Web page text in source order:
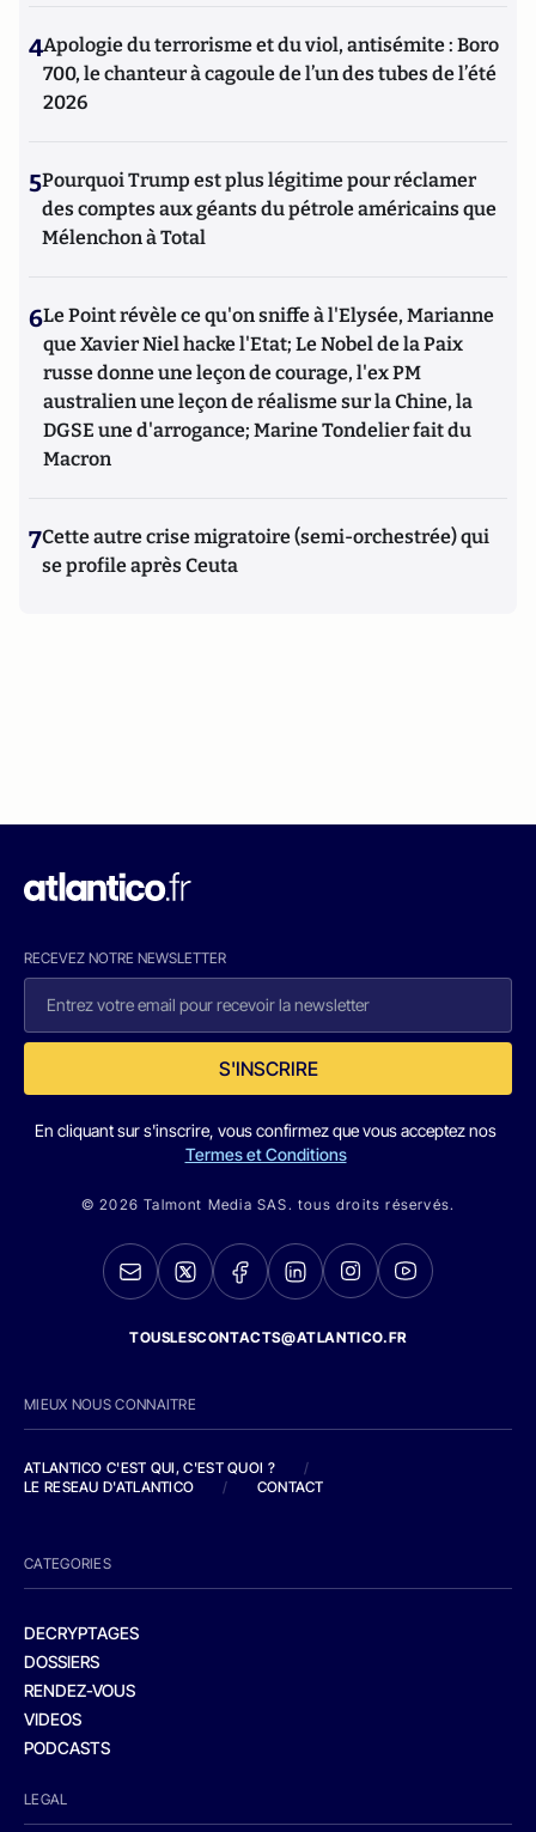
4Apologie du terrorisme et du viol, antisémite : Boro
700, le chanteur à cagoule de l’un des tubes de l’été
2026
5Pourquoi Trump est plus légitime pour réclamer
des comptes aux géants du pétrole américains que
Mélenchon à Total
6Le Point révèle ce qu'on sniffe à l'Elysée, Marianne
que Xavier Niel hacke l'Etat; Le Nobel de la Paix
russe donne une leçon de courage, l'ex PM
australien une leçon de réalisme sur la Chine, la
DGSE une d'arrogance; Marine Tondelier fait du
Macron
7Cette autre crise migratoire (semi-orchestrée) qui
se profile après Ceuta
RECEVEZ NOTRE NEWSLETTER
S'INSCRIRE
En cliquant sur s'inscrire, vous confirmez que vous acceptez nos
Termes et Conditions
© 2026 Talmont Media SAS. tous droits réservés.
TOUSLESCONTACTS@ATLANTICO.FR
MIEUX NOUS CONNAITRE
ATLANTICO C'EST QUI, C'EST QUOI ?
/
LE RESEAU D'ATLANTICO
/ CONTACT
CATEGORIES
DECRYPTAGES
DOSSIERS
RENDEZ-VOUS
VIDEOS
PODCASTS
LEGAL